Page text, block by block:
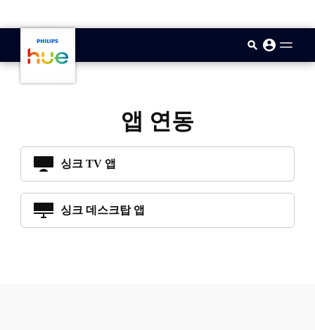
앱 연동
싱크 TV 앱
싱크 데스크탑 앱